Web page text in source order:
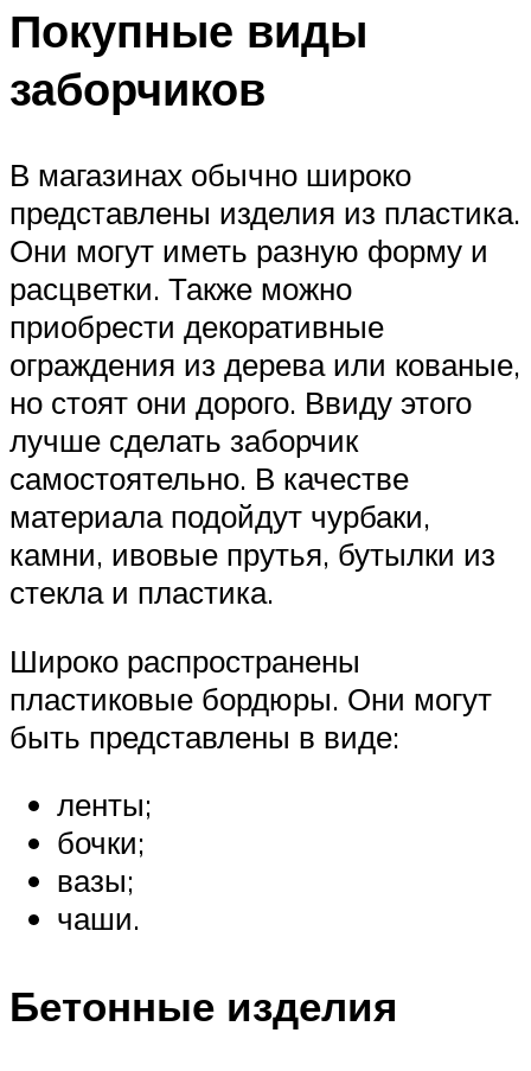
Покупные виды
заборчиков
В магазинах обычно широко
представлены изделия из пластика.
Они могут иметь разную форму и
расцветки. Также можно
приобрести декоративные
ограждения из дерева или кованые,
но стоят они дорого. Ввиду этого
лучше сделать заборчик
самостоятельно. В качестве
материала подойдут чурбаки,
камни, ивовые прутья, бутылки из
стекла и пластика.
Широко распространены
пластиковые бордюры. Они могут
быть представлены в виде:
ленты;
бочки;
вазы;
чаши.
Бетонные изделия